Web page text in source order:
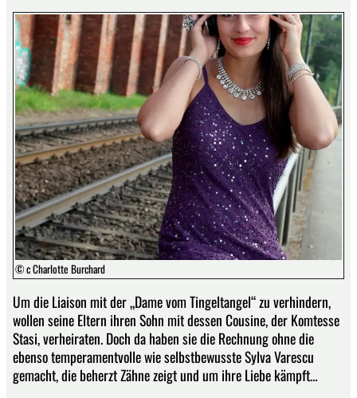
© c Charlotte Burchard
Um die Liaison mit der „Dame vom Tingeltangel“ zu verhindern,
wollen seine Eltern ihren Sohn mit dessen Cousine, der Komtesse
Stasi, verheiraten. Doch da haben sie die Rechnung ohne die
ebenso temperamentvolle wie selbstbewusste Sylva Varescu
gemacht, die beherzt Zähne zeigt und um ihre Liebe kämpft…